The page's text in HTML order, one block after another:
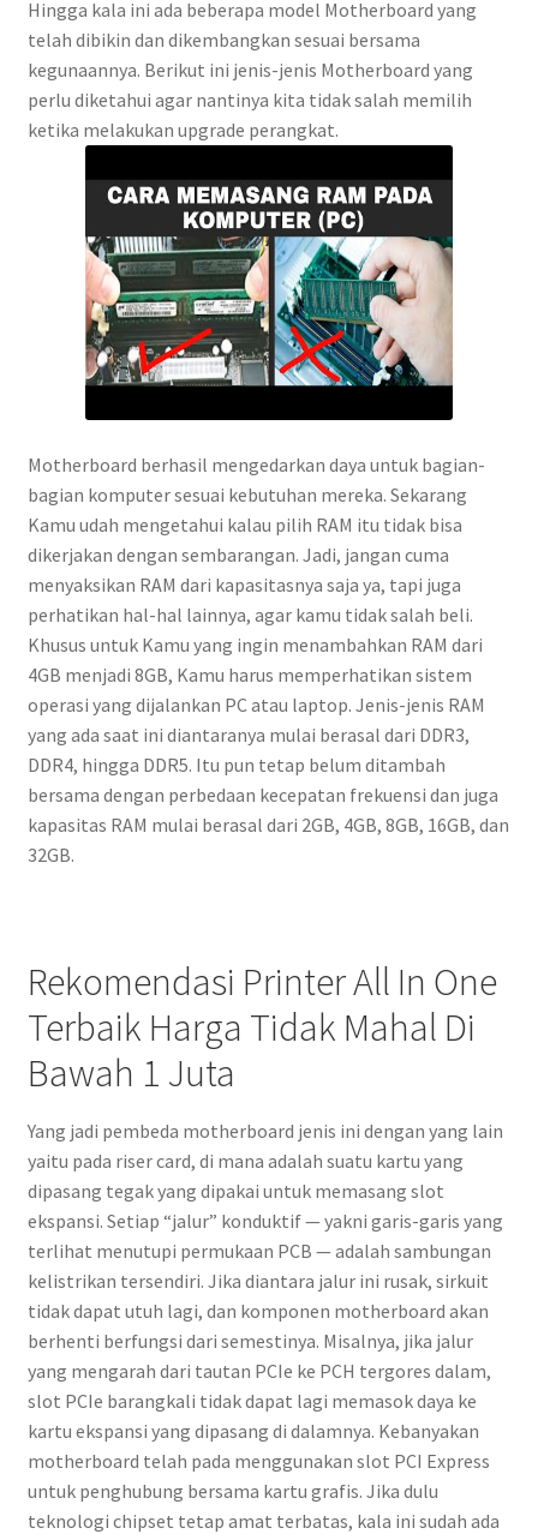
Hingga kala ini ada beberapa model Motherboard yang
telah dibikin dan dikembangkan sesuai bersama
kegunaannya. Berikut ini jenis-jenis Motherboard yang
perlu diketahui agar nantinya kita tidak salah memilih
ketika melakukan upgrade perangkat.
Motherboard berhasil mengedarkan daya untuk bagian-
bagian komputer sesuai kebutuhan mereka. Sekarang
Kamu udah mengetahui kalau pilih RAM itu tidak bisa
dikerjakan dengan sembarangan. Jadi, jangan cuma
menyaksikan RAM dari kapasitasnya saja ya, tapi juga
perhatikan hal-hal lainnya, agar kamu tidak salah beli.
Khusus untuk Kamu yang ingin menambahkan RAM dari
4GB menjadi 8GB, Kamu harus memperhatikan sistem
operasi yang dijalankan PC atau laptop. Jenis-jenis RAM
yang ada saat ini diantaranya mulai berasal dari DDR3,
DDR4, hingga DDR5. Itu pun tetap belum ditambah
bersama dengan perbedaan kecepatan frekuensi dan juga
kapasitas RAM mulai berasal dari 2GB, 4GB, 8GB, 16GB, dan
32GB.
Rekomendasi Printer All In One
Terbaik Harga Tidak Mahal Di
Bawah 1 Juta
Yang jadi pembeda motherboard jenis ini dengan yang lain
yaitu pada riser card, di mana adalah suatu kartu yang
dipasang tegak yang dipakai untuk memasang slot
ekspansi. Setiap “jalur” konduktif — yakni garis-garis yang
terlihat menutupi permukaan PCB — adalah sambungan
kelistrikan tersendiri. Jika diantara jalur ini rusak, sirkuit
tidak dapat utuh lagi, dan komponen motherboard akan
berhenti berfungsi dari semestinya. Misalnya, jika jalur
yang mengarah dari tautan PCIe ke PCH tergores dalam,
slot PCIe barangkali tidak dapat lagi memasok daya ke
kartu ekspansi yang dipasang di dalamnya. Kebanyakan
motherboard telah pada menggunakan slot PCI Express
untuk penghubung bersama kartu grafis. Jika dulu
teknologi chipset tetap amat terbatas, kala ini sudah ada